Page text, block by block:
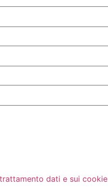
dati e sui cookie